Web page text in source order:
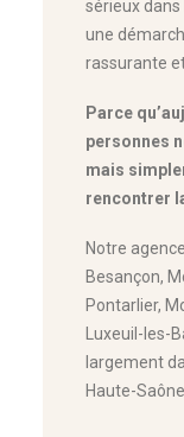
sérieux dans
une
rassurante
Parce
personnes
mais
rencontrer
Notre
Besançon,
Pontarlier,
Luxeuil-les-
largement
Haute-Saône.